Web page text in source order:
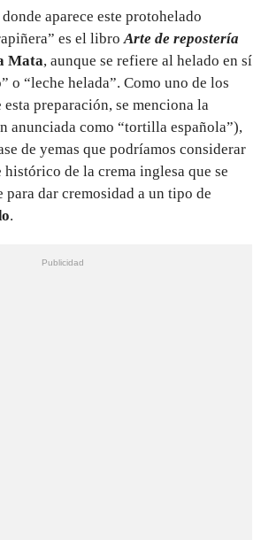
aparece este protohelado
es el libroArte de repostería
Mata, aunque se refiere al helado en sí
o “leche helada”. Como uno de los
preparación, se menciona la
anunciada como “tortilla española”),
de yemas que podríamos considerar
histórico de la crema inglesa que se
dar cremosidad a un tipo de
.